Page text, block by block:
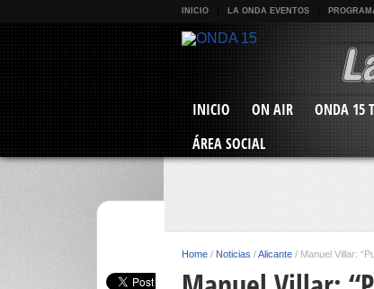
INICIO LA ONDA EVENTOS
INICIO ON AIR ONDA 15
ÁREA SOCIAL
Home / Noticias /Alicante / Manuel Villar: